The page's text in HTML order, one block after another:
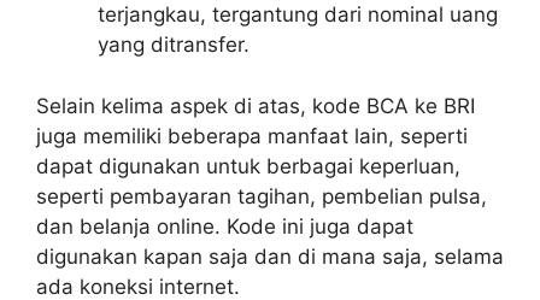
terjangkau, tergantung dari nominal uang
yang ditransfer.
Selain kelima aspek di atas, kode BCA ke BRI
juga memiliki beberapa manfaat lain, seperti
dapat digunakan untuk berbagai keperluan,
seperti pembayaran tagihan, pembelian pulsa,
dan belanja online. Kode ini juga dapat
digunakan kapan saja dan di mana saja, selama
ada koneksi internet.